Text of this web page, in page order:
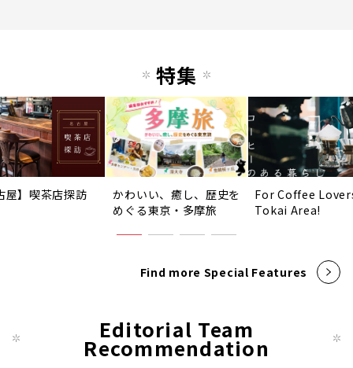
特集
屋】喫茶店探訪
かわいい、癒し、歴史を
めぐる東京・多摩旅
For Coffee
Tokai Area!
Find more Special Features
Editorial Team
Recommendation